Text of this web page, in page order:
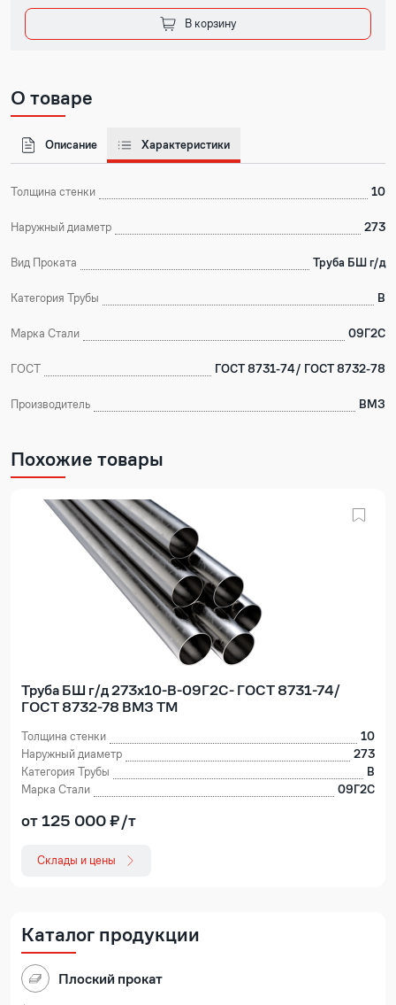
В корзину
О товаре
Описание Характеристики
Толщина стенки 10
Наружный диаметр 273
Вид Проката Труба БШ г/д
Категория Трубы В
Марка Стали 09Г2С
ГОСТ ГОСТ 8731-74/ ГОСТ 8732-78
Производитель ВМЗ
Похожие товары
Труба БШ г/д 273х10-В-09Г2С- ГОСТ 8731-74/
ГОСТ 8732-78 ВМЗ ТМ
Толщина стенки
10
Наружный диаметр
273
Категория Трубы
В
Марка Стали
09Г2С
от 125 000 ₽/т
Склады и цены
Каталог продукции
Плоский прокат